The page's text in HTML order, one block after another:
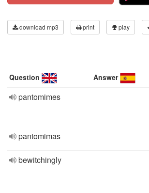
download mp3 print play
Question Answer
pantomimes
pantomimas
bewitchingly